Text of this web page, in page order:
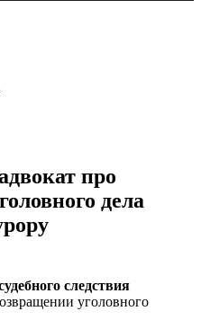
про
дела
следствия
уголовного